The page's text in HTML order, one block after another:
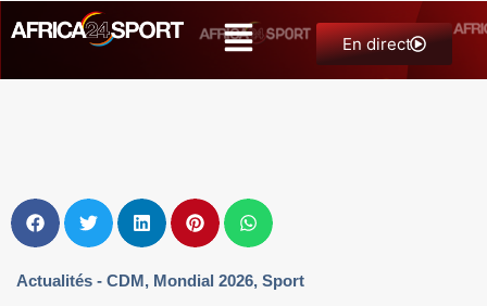
En direct
Actualités - CDM, Mondial 2026, Sport